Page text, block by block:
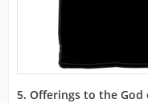
5. Offerings to the God